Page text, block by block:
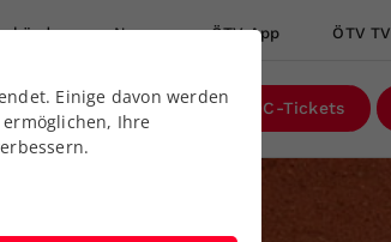
News ÖTV App ÖTV TV
Über uns DC-Tickets
Einige davon werden
Ihre